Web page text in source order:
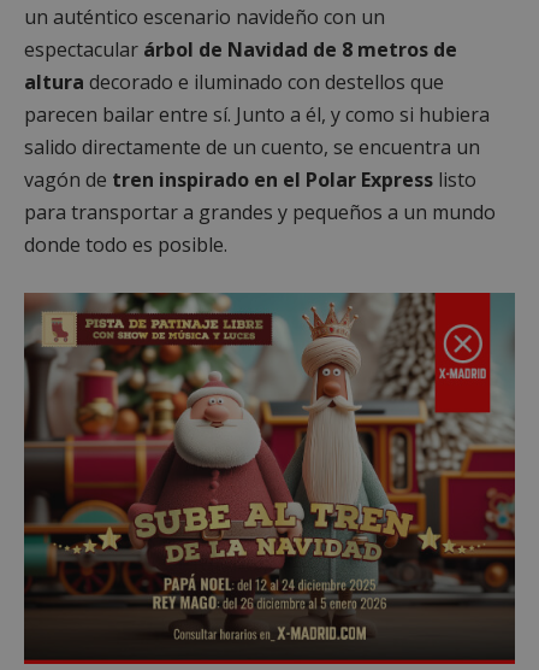
un auténtico escenario navideño con un
espectacular árbol de Navidad de 8 metros de
altura decorado e iluminado con destellos que
parecen bailar entre sí. Junto a él, y como si hubiera
salido directamente de un cuento, se encuentra un
vagón de tren inspirado en el Polar Express listo
para transportar a grandes y pequeños a un mundo
donde todo es posible.
msToken .tiktok.com
1 semana 3